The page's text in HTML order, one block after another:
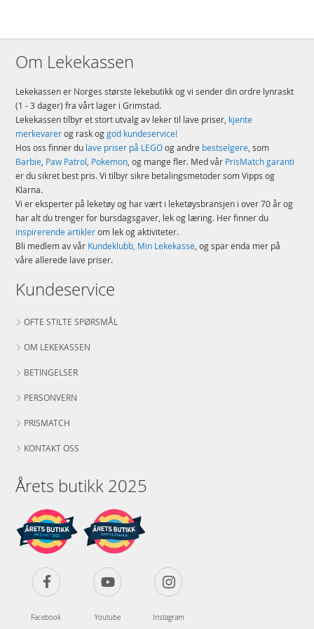
Om Lekekassen
Lekekassen er Norges største lekebutikk og vi sender din ordre lynraskt
(1 - 3 dager) fra vårt lager i Grimstad.
Lekekassen tilbyr et stort utvalg av leker til lave priser, kjente
merkevarerog rask oggod kundeservice!
Hos oss finner du lave priser på LEGOog andre bestselgere, som
Barbie, Paw Patrol, Pokemon, og mange fler. Med vår PrisMatch garanti
er du sikret best pris. Vi tilbyr sikre betalingsmetoder som Vipps og
Klarna.
Vi er eksperter på leketøy og har vært i leketøysbransjen i over 70 år og
har alt du trenger for bursdagsgaver, lek og læring. Her finner du
inspirerende artiklerom lek og aktiviteter.
Bli medlem av vår Kundeklubb, Min Lekekasse, og spar enda mer på
våre allerede lave priser.
Kundeservice
OFTE STILTE SPØRSMÅL
OM LEKEKASSEN
BETINGELSER
PERSONVERN
PRISMATCH
KONTAKT OSS
Årets butikk 2025
Facebook Youtube Instagram